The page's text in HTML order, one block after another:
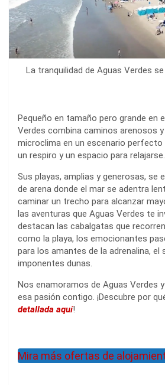
La tranquilidad de Aguas Verdes
Pequeño en tamaño pero grande en
Verdes combina caminos arenosos
microclima en un escenario perfecto
un respiro y un espacio para relajarse.
Sus playas, amplias y generosas, se
de arena donde el mar se adentra
caminar un trecho para alcanzar
las aventuras que Aguas Verdes te
destacan las cabalgatas que
como la playa, los emocionantes
para los amantes de la adrenalina, el
imponentes dunas.
Nos enamoramos de Aguas Verdes
esa pasión contigo. ¡Descubre por
detallada aquí!
Mira más ofertas de